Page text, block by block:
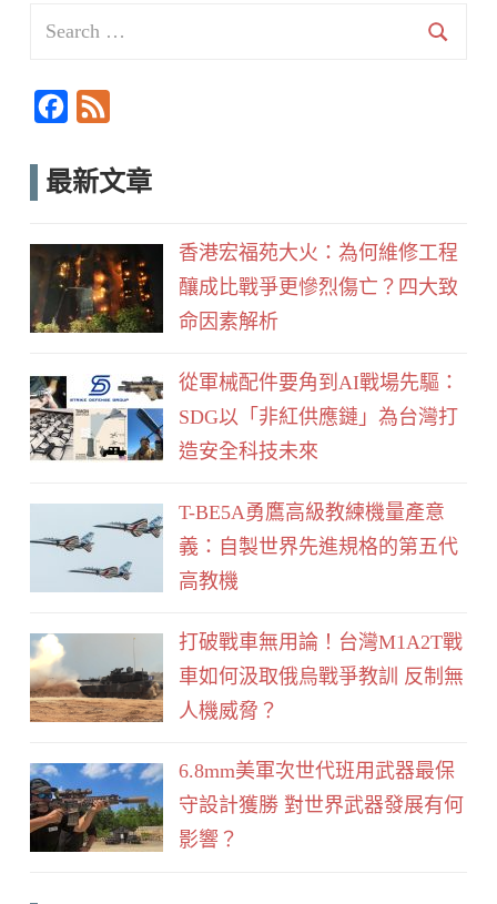
c
o
k
e
最新文章
香港宏福苑大火：為何維修工程
釀成比戰爭更慘烈傷亡？四大致
命因素解析
從軍械配件要角到AI戰場先驅：
SDG以「非紅供應鏈」為台灣打
造安全科技未來
T-BE5A勇鷹高級教練機量產意
義：自製世界先進規格的第五代
高教機
打破戰車無用論！台灣M1A2T戰
車如何汲取俄烏戰爭教訓 反制無
人機威脅？
6.8mm美軍次世代班用武器最保
守設計獲勝 對世界武器發展有何
影響？